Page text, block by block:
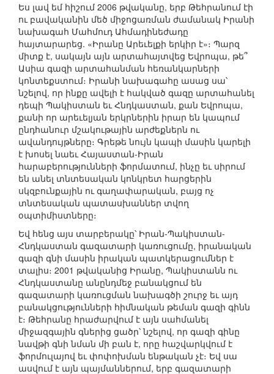
Ես լավ եմ հիշում 2006 թվականը, երբ Թեհրանում էի
ու բավականին մեծ միջոցառման ժամանակ Իրանի
նախագահ Մահմուդ Ահմադինեժադը
հայտարարեց. «Իրանը Արեւելքի երկիր է»։ Պարզ
միտք է, սակայն այն արտահայտվեց Եվրոպա, թե՞
Ասիա գազի արտահանման հեռանկարների
կոնտեքստում։ Իրանի նախագահը ասաց սա՝
նշելով, որ ինքը ավելի է հակված գազը արտահանել
դեպի Պակիստան եւ Հնդկաստան, քան Եվրոպա,
քանի որ արեւելյան երկրներին իրար են կապում
ընդհանուր մշակութային արժեքներն ու
ավանդույթները։ Գրեթե նույն կապի մասին կարելի
է խոսել նաեւ Հայաստան-Իրան
հարաբերությունների ֆորմատում, ինչը եւ սիրում
են անել տնտեսական կոնկրետ հարցերին
սկզբունքային ու գաղափարական, բայց ոչ
տնտեսական պատասխաններ տվող
օպտիմիստները։
Եվ հենց այս տարբերակը՝ Իրան-Պակիստան-
Հնդկաստան գազատարի կառուցումը, իրանական
գազի գնի մասին իրական պատկերացումներ է
տալիս։ 2001 թվականից Իրանը, Պակիստանն ու
Հնդկաստանը անընդմեջ բանակցում են
գազատարի կառուցման նախագծի շուրջ եւ այդ
բանակցությունների հիմնական թեման գազի գինն
է։ Թեհրանը հրաժարվում է այն սահմանել
միջազգային գներից ցածր՝ նշելով, որ գազի գինը
նավթի գնի նման մի բան է, որը հաշվարկվում է
ֆորմուլայով եւ փոփոխման ենթական չէ։ Եվ սա
ասվում է այն պայմաններում, երբ գազատարի